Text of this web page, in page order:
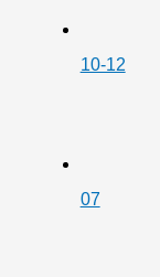
10-12
07